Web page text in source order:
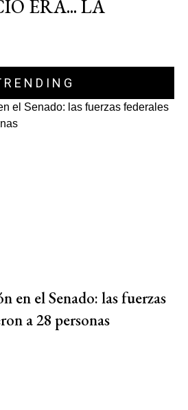
ERA... LA
en el Senado: las fuerzas
a 28 personas